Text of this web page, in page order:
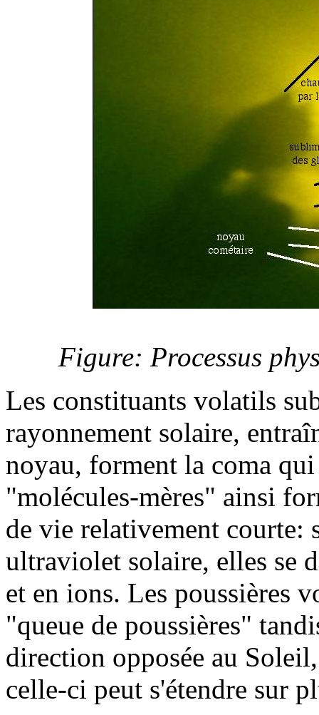
Figure: Processus
Les constituants volatils
rayonnement solaire,
noyau, forment la coma
"molécules-mères" ainsi
de vie relativement courte:
ultraviolet solaire, elles se
et en ions. Les poussières
"queue de poussières"
direction opposée au
celle-ci peut s'étendre sur